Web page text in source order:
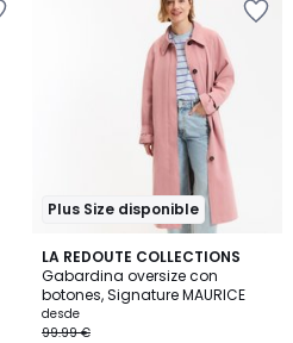
Plus Size disponible
LA REDOUTE COLLECTIONS
Gabardina oversize con
botones, Signature MAURICE
desde
99.99 €
4,1
/ 5
4
Colores